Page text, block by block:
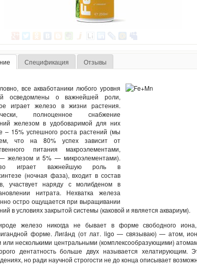
Спецификация Отзывы
все акваботаники любого уровня
осведомлены о важнейшей роли,
играет железо в жизни растения.
полноценное снабжение
железом в удобоваримой для них
– 15% успешного роста растений (мы
что на 80% успех зависит от
питания макроэлементами,
железом и 5% — микроэлементами).
играет важнейшую роль в
(ночная фаза), входит в состав
участвует наряду с молибденом в
нитрата. Нехватка железа
остро ощущается при выращивании
в условиях закрытой системы (каковой и является аквариум).
железо никогда не бывает в форме свободного
форме. Лига́нд (от лат. ligo — связываю) — атом, ион
или несколькими центральными (комплексообразующими)
дентатность больше двух называется хелатирующим.
но ради научной строгости не до конца описывает